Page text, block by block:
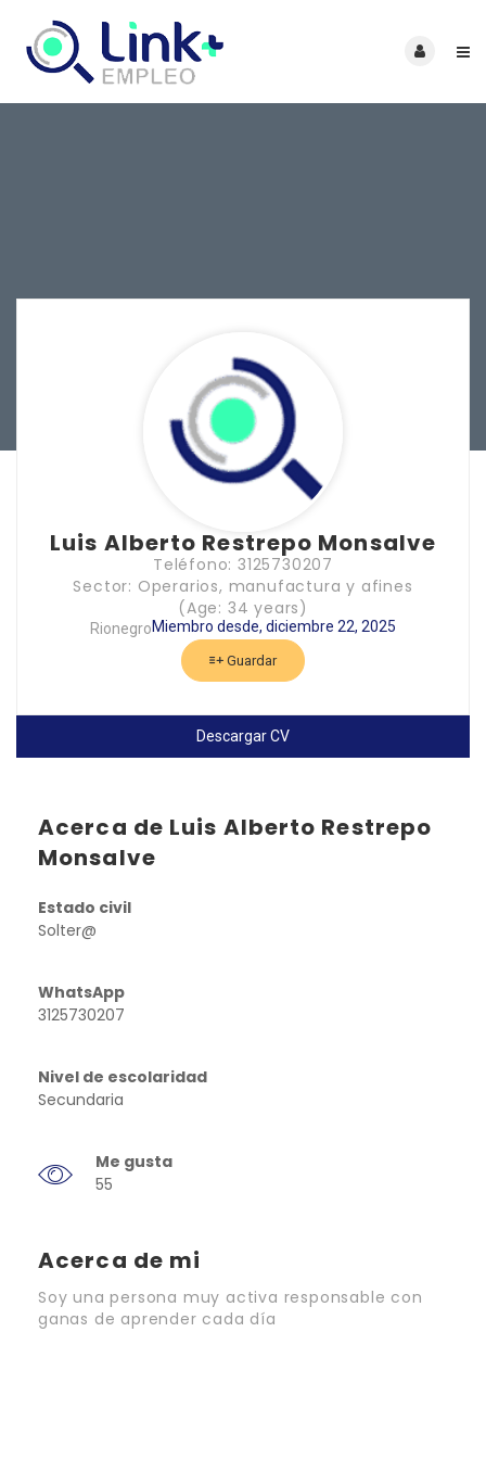
Luis Alberto Restrepo Monsalve
Teléfono: 3125730207
Sector: Operarios, manufactura y afines
(Age: 34 years)
RionegroMiembro desde, diciembre 22, 2025
Guardar
Descargar CV
Acerca de Luis Alberto Restrepo
Monsalve
Estado civil
Solter@
WhatsApp
3125730207
Nivel de escolaridad
Secundaria
Me gusta
55
Acerca de mi
Soy una persona muy activa responsable con
ganas de aprender cada día